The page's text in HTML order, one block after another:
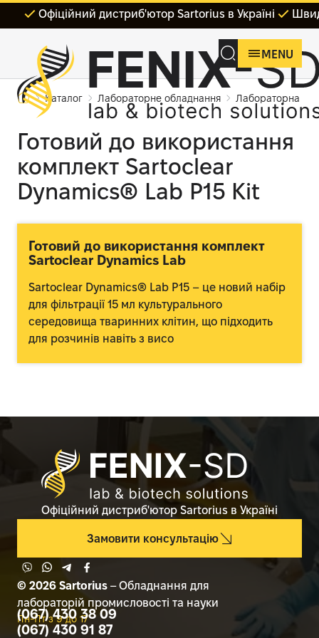
Офіційний дистриб'ютор Sartorius в Україні
MENU
Каталог Лабораторне обладнання Лабораторна
Готовий до використання
комплект Sartoclear
Dynamics® Lab P15 Kit
Готовий до використання комплект
Sartoclear Dynamics Lab
Sartoclear Dynamics® Lab P15 – це новий набір
для фільтрації 15 мл культурального
середовища тваринних клітин, що підходить
для розчинів навіть з висо
Офіційний дистриб'ютор Sartorius в Україні
© 2026 Sartorius – Обладнання для
лабораторій промисловості та науки
Замовити консультацію
Пн-Пт з 9 до 17
(067) 430 38 09
(067) 430 91 87